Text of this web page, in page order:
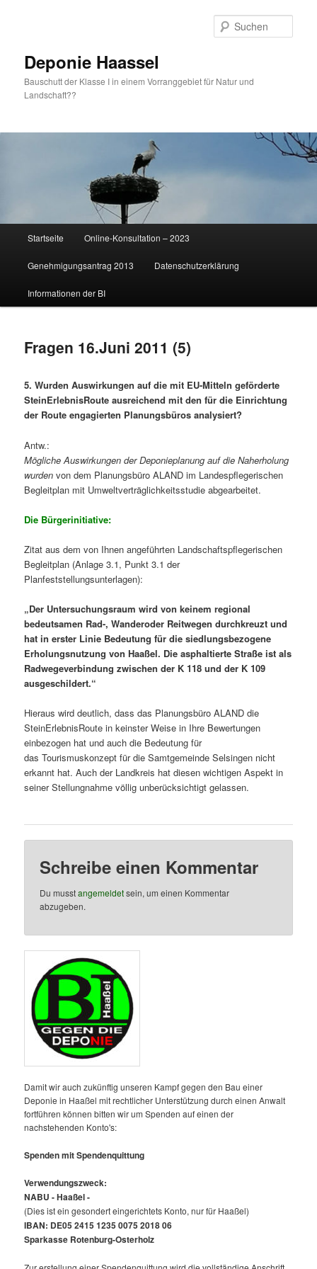
Deponie Haassel
Bauschutt der Klasse I in einem Vorranggebiet für Natur und
Landschaft??
Startseite Online-Konsultation – 2023
Genehmigungsantrag 2013 Datenschutzerklärung
Informationen der BI
Fragen 16.Juni 2011 (5)
5. Wurden Auswirkungen auf die mit EU-Mitteln geförderte
SteinErlebnisRoute ausreichend mit den für die Einrichtung
der Route engagierten Planungsbüros analysiert?
Antw.:
Mögliche Auswirkungen der Deponieplanung auf die Naherholung
wurdenvon dem Planungsbüro ALAND im Landespflegerischen
Begleitplan mit Umweltverträglichkeitsstudie abgearbeitet.
Die Bürgerinitiative:
Zitat aus dem von Ihnen angeführten Landschaftspflegerischen
Begleitplan (Anlage 3.1, Punkt 3.1 der
Planfeststellungsunterlagen):
„Der Untersuchungsraum wird von keinem regional
bedeutsamen Rad-, Wanderoder Reitwegen durchkreuzt und
hat in erster Linie Bedeutung für die siedlungsbezogene
Erholungsnutzung von Haaßel. Die asphaltierte Straße ist als
Radwegeverbindung zwischen der K 118 und der K 109
ausgeschildert.“
Hieraus wird deutlich, dass das Planungsbüro ALAND die
SteinErlebnisRoute in keinster Weise in Ihre Bewertungen
einbezogen hat und auch die Bedeutung für
das Tourismuskonzept für die Samtgemeinde Selsingen nicht
erkannt hat. Auch der Landkreis hat diesen wichtigen Aspekt in
seiner Stellungnahme völlig unberücksichtigt gelassen.
Schreibe einen Kommentar
Du musstangemeldetsein, um einen Kommentar
abzugeben.
Damit wir auch zukünftig unseren Kampf gegen den Bau einer
Deponie in Haaßel mit rechtlicher Unterstützung durch einen Anwalt
fortführen können bitten wir um Spenden auf einen der
nachstehenden Konto's:
Spenden mit Spendenquittung
Verwendungszweck:
NABU - Haaßel -
(Dies ist ein gesondert eingerichtets Konto, nur für Haaßel)
IBAN: DE05 2415 1235 0075 2018 06
Sparkasse Rotenburg-Osterholz